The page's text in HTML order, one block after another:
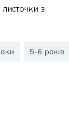
листочки з
5-6 років